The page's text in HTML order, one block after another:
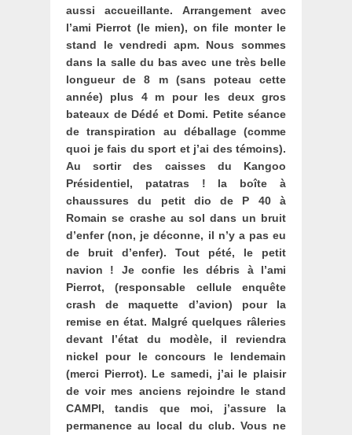
aussi accueillante. Arrangement avec
l’ami Pierrot (le mien), on file monter le
stand le vendredi apm. Nous sommes
dans la salle du bas avec une très belle
longueur de 8 m (sans poteau cette
année) plus 4 m pour les deux gros
bateaux de Dédé et Domi. Petite séance
de transpiration au déballage (comme
quoi je fais du sport et j’ai des témoins).
Au sortir des caisses du Kangoo
Présidentiel, patatras ! la boîte à
chaussures du petit dio de P 40 à
Romain se crashe au sol dans un bruit
d’enfer (non, je déconne, il n’y a pas eu
de bruit d’enfer). Tout pété, le petit
navion ! Je confie les débris à l’ami
Pierrot, (responsable cellule enquête
crash de maquette d’avion) pour la
remise en état. Malgré quelques râleries
devant l’état du modèle, il reviendra
nickel pour le concours le lendemain
(merci Pierrot). Le samedi, j’ai le plaisir
de voir mes anciens rejoindre le stand
CAMPI, tandis que moi, j’assure la
permanence au local du club. Vous ne